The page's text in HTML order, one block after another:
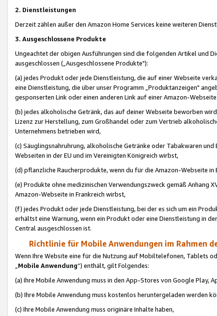
2. Dienstleistungen
Derzeit zählen außer den Amazon Home Services keine weiteren
3. Ausgeschlossene Produkte
Ungeachtet der obigen Ausführungen sind die folgenden Artikel und
ausgeschlossen („Ausgeschlossene Produkte"):
(a) jedes Produkt oder jede Dienstleistung, die auf einer Webseite
eine Dienstleistung, die über unser Programm „Produktanzeigen"
gesponserten Link oder einen anderen Link auf einer Amazon-
(b) jedes alkoholische Getränk, das auf deiner Webseite beworben
Lizenz zur Herstellung, zum Großhandel oder zum Vertrieb
Unternehmens betrieben wird,
(c) Säuglingsnahruhrung, alkoholische Getränke oder Tabakwaren
Webseiten in der EU und im Vereinigten Königreich wirbst,
(d) pflanzliche Raucherprodukte, wenn du für die Amazon-Webseite in
(e) Produkte ohne medizinischen Verwendungszweck gemäß Anhang
Amazon-Webseite in Frankreich wirbst,
(f) jedes Produkt oder jede Dienstleistung, bei der es sich um ein
erhältst eine Warnung, wenn ein Produkt oder eine Dienstleistung in
Central ausgeschlossen ist.
Richtlinie für Mobile Anwendungen im Rahmen
Wenn Ihre Website eine für die Nutzung auf Mobiltelefonen, Tablets
„Mobile Anwendung“) enthält, gilt Folgendes:
(a) Ihre Mobile Anwendung muss in den App-Stores von Google Play,
(b) Ihre Mobile Anwendung muss kostenlos heruntergeladen werden
(c) Ihre Mobile Anwendung muss originäre Inhalte haben,